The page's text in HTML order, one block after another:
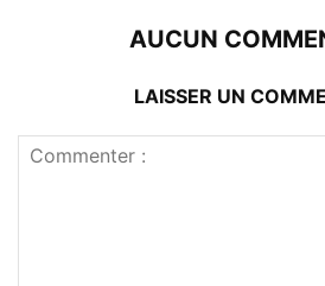
AUCUN
LAISSER UN